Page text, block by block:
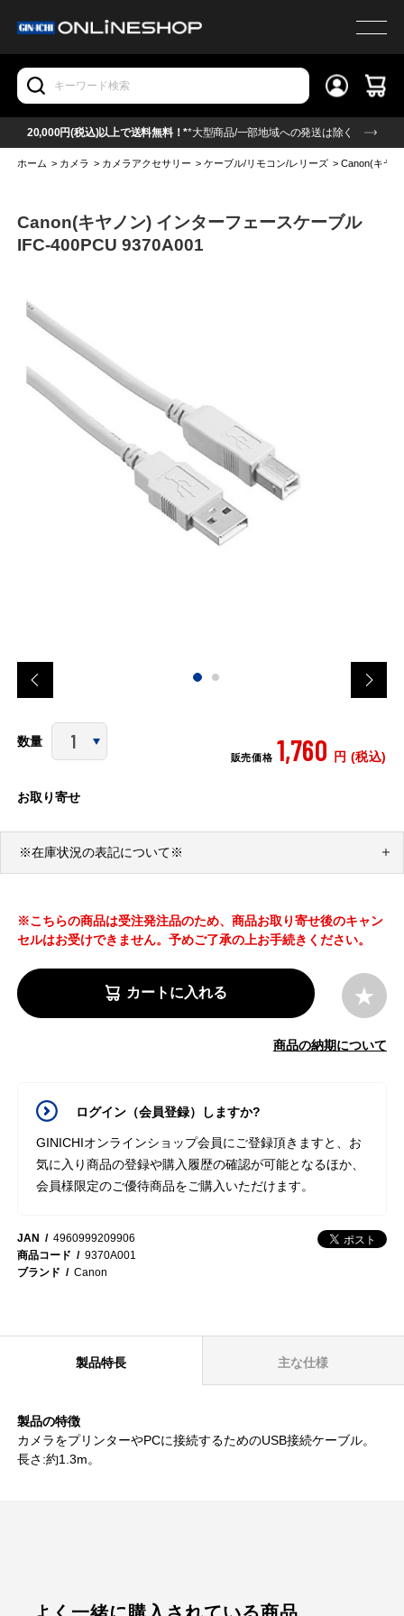
20,000円(税込)以上で送料無料！**大型商品/一部地域への発送は除く
ホーム > カメラ > カメラアクセサリー >ケーブル/リモコン/レリーズ >Canon(キヤ
Canon(キヤノン) インターフェースケーブル
IFC-400PCU 9370A001
数量
販売価格 1,760 円 (税込)
お取り寄せ
※在庫状況の表記について※
※こちらの商品は受注発注品のため、商品お取り寄せ後のキャン
セルはお受けできません。予めご了承の上お手続きください。
カートに入れる
商品の納期について
ログイン（会員登録）しますか?
GINICHIオンラインショップ会員にご登録頂きますと、お
気に入り商品の登録や購入履歴の確認が可能となるほか、
会員様限定のご優待商品をご購入いただけます。
JAN
4960999209906
商品コード
9370A001
ブランド
Canon
製品特長 主な仕様
製品の特徴
カメラをプリンターやPCに接続するためのUSB接続ケーブル。
長さ:約1.3m。
よく一緒に購入されている商品